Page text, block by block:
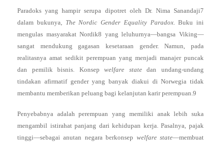
Paradoks yang hampir serupa dipotret oleh Dr. Nima Sanandaji7
dalam bukunya, The Nordic Gender Equality Paradox.Buku ini
mengulas masyarakat Nordik8 yang leluhurnya—bangsa Viking—
sangat mendukung gagasan kesetaraan gender. Namun, pada
realitasnya amat sedikit perempuan yang menjadi manajer puncak
dan pemilik bisnis. Konsepwelfare statedan undang-undang
tindakan afirmatif gender yang banyak diakui di Norwegia tidak
membantu memberikan peluang bagi kelanjutan karir perempuan.9
Penyebabnya adalah perempuan yang memiliki anak lebih suka
mengambil istirahat panjang dari kehidupan kerja. Pasalnya, pajak
tinggi—sebagai anutan negara berkonsep welfare state—membuat